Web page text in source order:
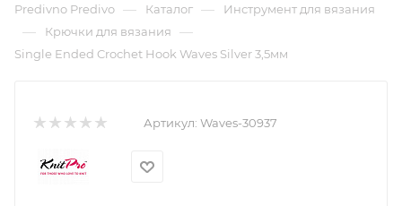
Predivno Predivo — Каталог — Инструмент для вязания
— Крючки для вязания —
Single Ended Crochet Hook Waves Silver 3,5мм
Артикул: Waves-30937